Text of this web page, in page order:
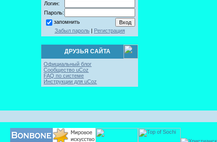
Логин:
Пароль:
запомнить
Забыл пароль| Регистрация
ДРУЗЬЯ САЙТА
Официальный блог
Сообщество uCoz
FAQ по системе
Инструкции для uCoz